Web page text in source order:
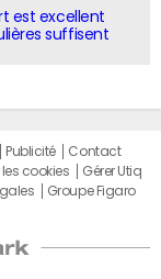
est excellent
suffisent
Publicité
Contact
les cookies
Gérer Utiq
Groupe Figaro